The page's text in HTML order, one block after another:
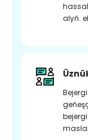
alyň.